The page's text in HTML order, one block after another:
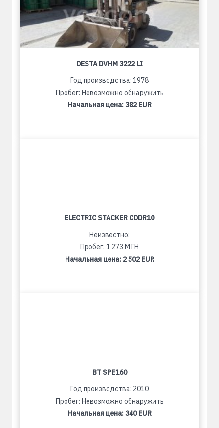
DESTA DVHM 3222 LI
Год производства: 1978
Пробег: Невозможно обнаружить
Начальная цена: 382 EUR
ELECTRIC STACKER CDDR10
Неизвестно:
Пробег: 1 273 MTH
Начальная цена: 2 502 EUR
BT SPE160
Год производства: 2010
Пробег: Невозможно обнаружить
Начальная цена: 340 EUR